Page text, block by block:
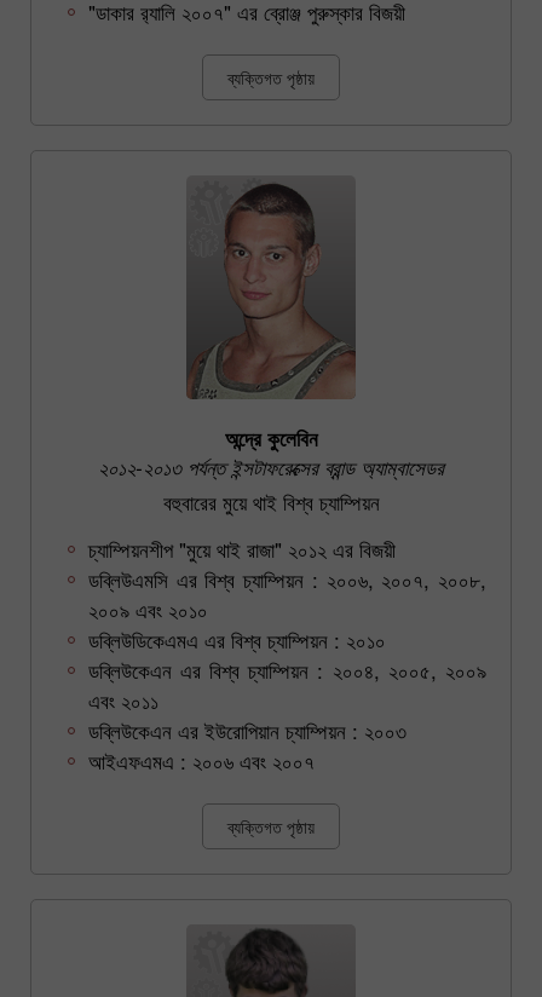
"ডাকার র‍্যালি ২০০৭" এর ব্রোঞ্জ পুরুস্কার বিজয়ী
ব্যক্তিগত পৃষ্ঠায়
অন্দ্রে কুলেবিন
২০১২-২০১৩ পর্যন্ত ইন্সটাফরেক্সের ব্রান্ড অ্যাম্বাসেডর
বহুবারের মুয়ে থাই বিশ্ব চ্যাম্পিয়ন
চ্যাম্পিয়নশীপ "মুয়ে থাই রাজা" ২০১২ এর বিজয়ী
ডব্লিউএমসি এর বিশ্ব চ্যাম্পিয়ন : ২০০৬, ২০০৭, ২০০৮,
২০০৯ এবং ২০১০
ডব্লিউডিকেএমএ এর বিশ্ব চ্যাম্পিয়ন : ২০১০
ডব্লিউকেএন এর বিশ্ব চ্যাম্পিয়ন : ২০০৪, ২০০৫, ২০০৯
এবং ২০১১
ডব্লিউকেএন এর ইউরোপিয়ান চ্যাম্পিয়ন : ২০০৩
আইএফএমএ : ২০০৬ এবং ২০০৭
ব্যক্তিগত পৃষ্ঠায়